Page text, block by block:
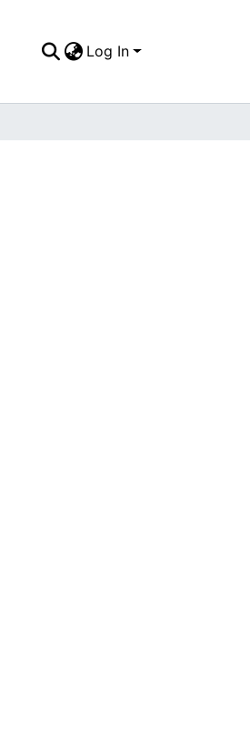
Log In